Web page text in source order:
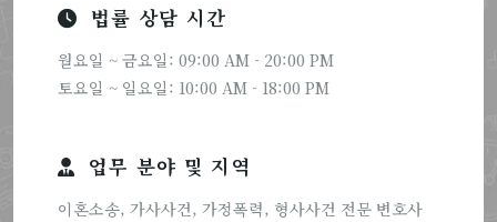
법률 상담 시간
월요일 ~ 금요일: 09:00 AM - 20:00 PM
토요일 ~ 일요일: 10:00 AM - 18:00 PM
업무 분야 및 지역
이혼소송, 가사사건, 가정폭력, 형사사건 전문 변호사